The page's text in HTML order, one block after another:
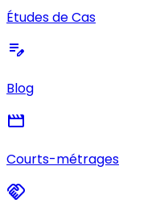
Études de Cas
edit_note
Blog
movie
Courts-métrages
handshake